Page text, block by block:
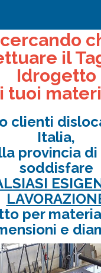
il
Idrogetto
tuoi
clienti
Italia,
provincia
soddisfare
per
e